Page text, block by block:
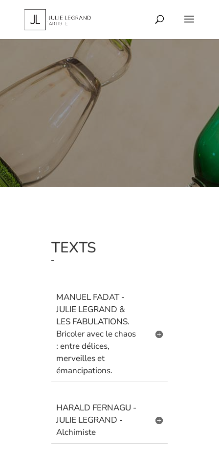
TEXTS
MANUEL FADAT -
JULIE LEGRAND &
LES FABULATIONS.
Bricoler avec le chaos
: entre délices,
merveilles et
émancipations.
HARALD FERNAGU -
JULIE LEGRAND -
Alchimiste